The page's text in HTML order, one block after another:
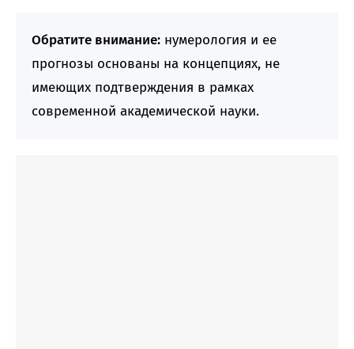
Обратите внимание: нумерология и ее
прогнозы основаны на концепциях, не
имеющих подтверждения в рамках
современной академической науки.